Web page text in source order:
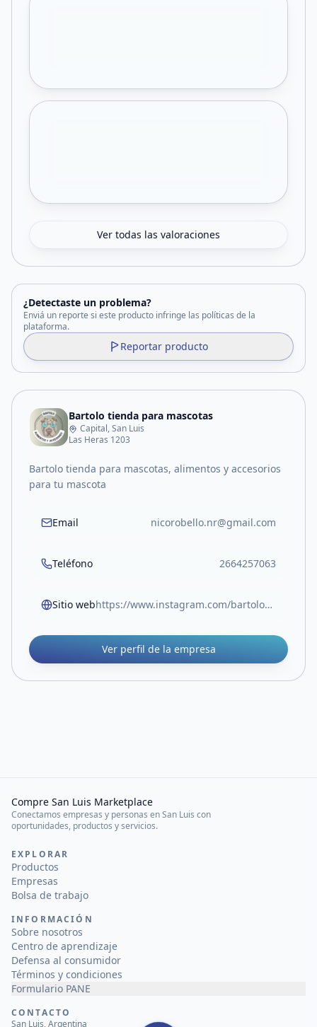
Ver todas las valoraciones
¿Detectaste un problema?
Enviá un reporte si este producto infringe las políticas de la
plataforma.
Reportar producto
Bartolo tienda para mascotas
Capital, San Luis
Las Heras 1203
Bartolo tienda para mascotas, alimentos y accesorios
para tu mascota
Email nicorobello.nr@gmail.com
Teléfono 2664257063
Sitio web https://www.instagram.com/bartolo_alimentos?igsh=cHM5NHlxemEwZ2pv&utm_source=qr
Ver perfil de la empresa
Compre San Luis Marketplace
Conectamos empresas y personas en San Luis con
oportunidades, productos y servicios.
EXPLORAR
Productos
Empresas
Bolsa de trabajo
INFORMACIÓN
Sobre nosotros
Centro de aprendizaje
Defensa al consumidor
Términos y condiciones
Formulario PANE
CONTACTO
San Luis, Argentina